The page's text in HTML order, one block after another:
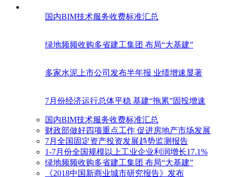
国内BIM技术服务收费标准汇总
绿地频频收购多省建工集团 布局“大基建”
多家水泥上市公司发布半年报 业绩增速显著
7月份经济运行总体平稳 基建“拖累”固投增速
国内BIM技术服务收费标准汇总
财政部做好四项重点工作 促进房地产市场发展
7月全国固定资产投资发展趋势监测报告
1-7月份全国规模以上工业企业利润增长17.1%
绿地频频收购多省建工集团 布局“大基建”
《2018中国新商业城市研究报告》发布